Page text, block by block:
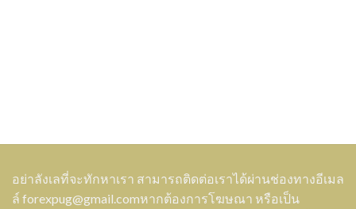
อย่าลังเลที่จะทักหาเรา สามารถติดต่อเราได้ผ่านช่องทางอีเมล
ล์ forexpug@gmail.comหากต้องการโฆษณา หรือเป็น